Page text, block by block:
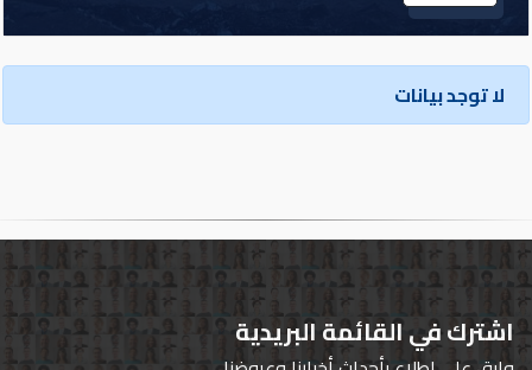
سيارات
جديدة
سيارات
تسجيل
الدخول
English
لا توجد بيانات
اشترك في القائمة البريدية